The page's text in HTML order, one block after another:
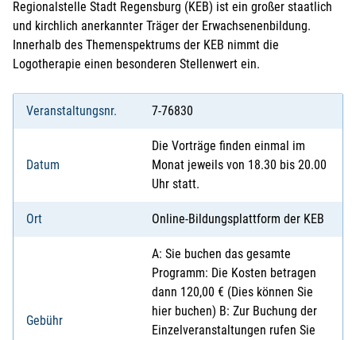
Regionalstelle Stadt Regensburg (KEB) ist ein großer staatlich
und kirchlich anerkannter Träger der Erwachsenenbildung.
Innerhalb des Themenspektrums der KEB nimmt die
Logotherapie einen besonderen Stellenwert ein.
Veranstaltungsnr. 7-76830
Datum
Die Vorträge finden einmal im
Monat jeweils von 18.30 bis 20.00
Uhr statt.
Ort Online-Bildungsplattform der KEB
Gebühr
A: Sie buchen das gesamte
Programm: Die Kosten betragen
dann 120,00 € (Dies können Sie
hier buchen) B: Zur Buchung der
Einzelveranstaltungen rufen Sie